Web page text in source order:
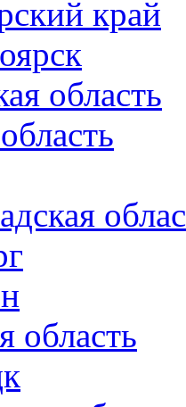
край
область